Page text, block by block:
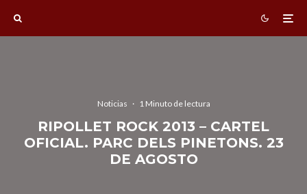
Noticias · 1 Minuto de lectura
RIPOLLET ROCK 2013 – CARTEL
OFICIAL. PARC DELS PINETONS. 23
DE AGOSTO